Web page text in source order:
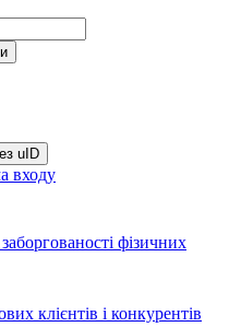
uID
входу
фізичних
клієнтів і конкурентів